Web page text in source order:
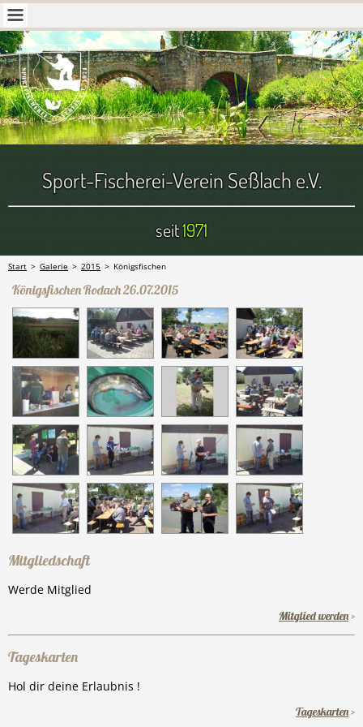
Sport-Fischerei-Verein Seßlach e.V.
seit1971
Start > Galerie > 2015 > Königsfischen
Königsfischen Rodach 26.07.2015
Mitgliedschaft
Werde Mitglied
Mitglied werden>
Tageskarten
Hol dir deine Erlaubnis !
Tageskarten>